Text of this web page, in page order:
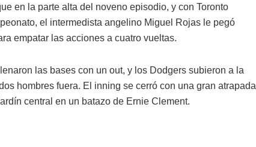
en la parte alta del noveno episodio, y con Toronto
el intermedista angelino Miguel Rojas le pegó
empatar las acciones a cuatro vueltas.
las bases con un out, y los Dodgers subieron a la
hombres fuera. El inning se cerró con una gran atrapada
central en un batazo de Ernie Clement.